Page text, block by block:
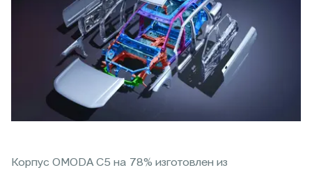
Корпус OMODA C5 на 78% изготовлен из